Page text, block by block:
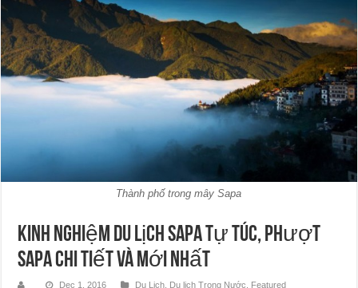
Thành phố trong mây Sapa
Kinh nghiệm du lịch Sapa tự túc, phượt
Sapa chi tiết và mới nhất
Dec 1, 2016 Du Lịch Du lịch Trong Nước
Featured